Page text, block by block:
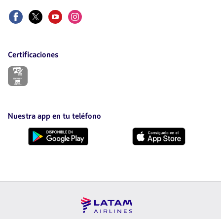
FacebookTwitterYoutubeInstagram
Certificaciones
El
nueva
pestaña.
Nuestra app en tu teléfono
Descárgala
Descárgala